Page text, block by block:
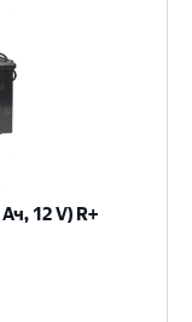
12 V) R+